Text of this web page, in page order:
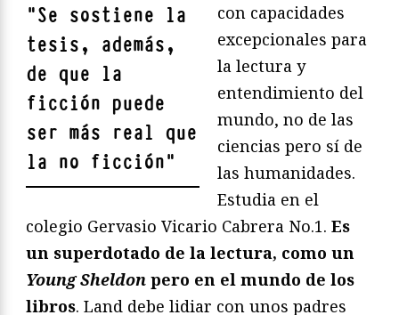
"Se sostiene la
tesis, además,
de que la
ficción puede
ser más real que
la no ficción"
con capacidades
excepcionales para
la lectura y
entendimiento del
mundo, no de las
ciencias pero sí de
las humanidades.
Estudia en el
colegio Gervasio Vicario Cabrera No.1. Es
un superdotado de la lectura, como un
Young Sheldon pero en el mundo de los
libros. Land debe lidiar con unos padres